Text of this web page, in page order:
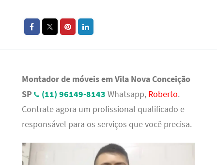
Montador de móveis em Vila Nova Conceição
SP
(11) 96149-8143 Whatsapp, Roberto.
Contrate agora um profissional qualificado e
responsável para os serviços que você precisa.